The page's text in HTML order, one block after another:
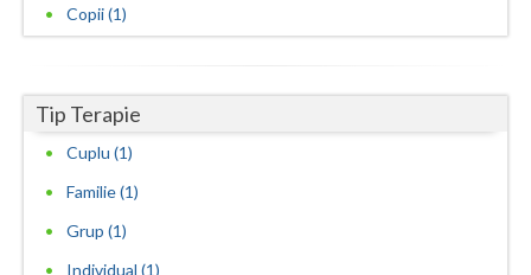
Maramures
Mures
Olt
Copii (1)
Tip Terapie
Cuplu (1)
Familie (1)
Grup (1)
Individual (1)